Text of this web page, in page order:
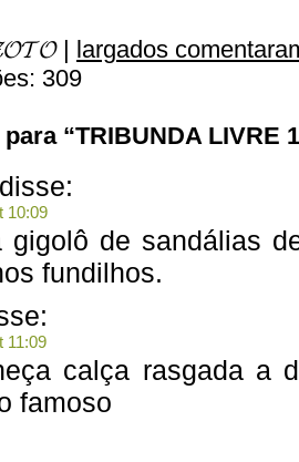
| largados
309
“TRIBUNDA LIVRE
disse:
10:09
gigolô de sandálias
fundilhos.
11:09
calça rasgada a
famoso